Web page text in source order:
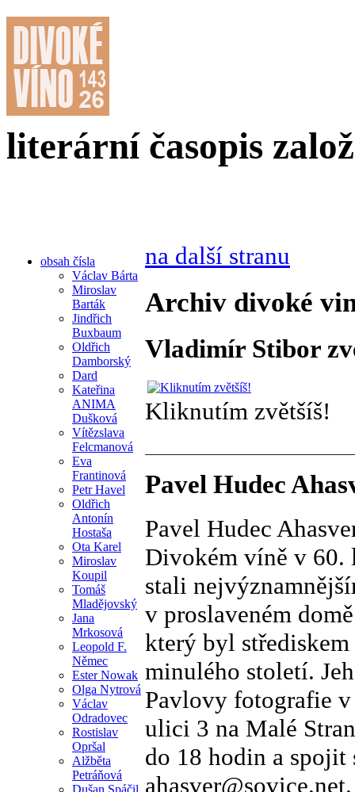
literární časopis
obsah čísla
Václav Bárta
Miroslav
Barták
Jindřich
Buxbaum
Oldřich
Damborský
Dard
Kateřina
ANIMA
Dušková
Vítězslava
Felcmanová
Eva
Frantinová
Petr Havel
Oldřich
Antonín
Hostaša
Ota Karel
Miroslav
Koupil
Tomáš
Mladějovský
Jana
Mrkosová
Leopold F.
Němec
Ester Nowak
Olga Nytrová
Václav
Odradovec
Rostislav
Opršal
Alžběta
Petráňová
Dušan Spáčil
na další stranu
Archiv divoké
Vladimír Stibor
Kliknutím zvětšíš!
Pavel Hudec
Pavel Hudec
Divokém víně v 60.
stali
v proslaveném
který byl
minulého století.
Pavlovy fotografie
ulici 3 na Malé
do 18 hodin a spojit